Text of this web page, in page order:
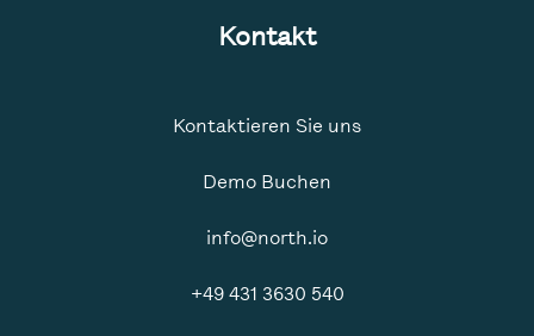
Kontakt
Kontaktieren Sie uns
Demo Buchen
info@north.io
+49 431 3630 540